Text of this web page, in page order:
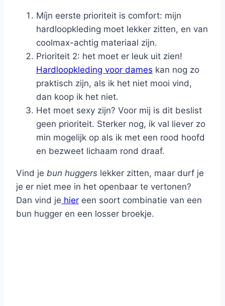
Míjn eerste prioriteit is comfort: mijn
hardloopkleding moet lekker zitten, en van
coolmax-achtig materiaal zijn.
Prioriteit 2: het moet er leuk uit zien!
Hardloopkleding voor dames kan nog zo
praktisch zijn, als ik het niet mooi vind,
dan koop ik het niet.
Het moet sexy zijn? Voor mij is dit beslist
geen prioriteit. Sterker nog, ik val liever zo
min mogelijk op als ik met een rood hoofd
en bezweet lichaam rond draaf.
Vind je bun huggers lekker zitten, maar durf je
je er niet mee in het openbaar te vertonen?
Dan vind je hier een soort combinatie van een
bun hugger en een losser broekje.